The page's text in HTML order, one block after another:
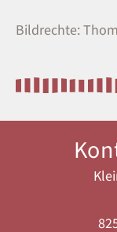
Bildrechte: